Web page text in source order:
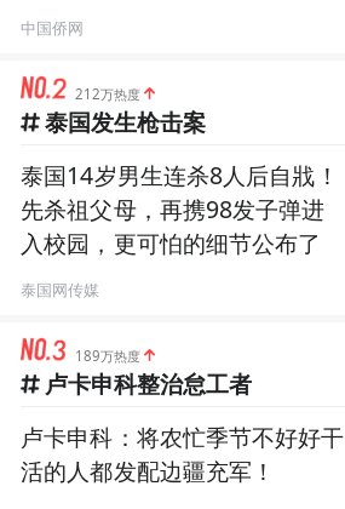
中国侨网
212万热度
泰国发生枪击案
泰国14岁男生连杀8人后自戕！
先杀祖父母，再携98发子弹进
入校园，更可怕的细节公布了
泰国网传媒
189万热度
卢卡申科整治怠工者
卢卡申科：将农忙季节不好好干
活的人都发配边疆充军！